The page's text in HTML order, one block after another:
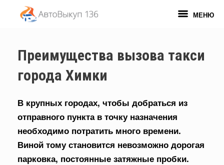
содержанию
МЕНЮ
Преимущества вызова такси
города Химки
В крупных городах, чтобы добраться из
отправного пункта в точку назначения
необходимо потратить много времени.
Виной тому становится невозможно дорогая
парковка, постоянные затяжные пробки.